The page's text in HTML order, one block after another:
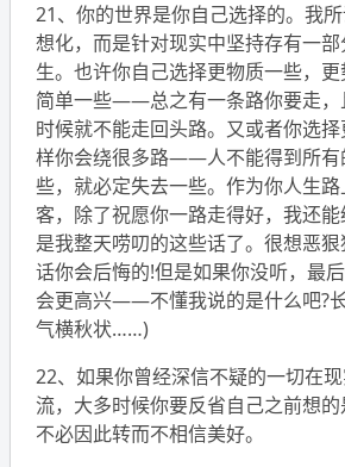
21、你的世界是你自己选择的。我
想化，而是针对现实中坚持存有一
生。也许你自己选择更物质一些，
简单一些——总之有一条路你要走，
时候就不能走回头路。又或者你选
样你会绕很多路——人不能得到所有
些，就必定失去一些。作为你人生
客，除了祝愿你一路走得好，我还
是我整天唠叨的这些话了。很想恶
话你会后悔的!但是如果你没听，最
会更高兴——不懂我说的是什么吧?
气横秋状……)
22、如果你曾经深信不疑的一切在
流，大多时候你要反省自己之前想的
不必因此转而不相信美好。